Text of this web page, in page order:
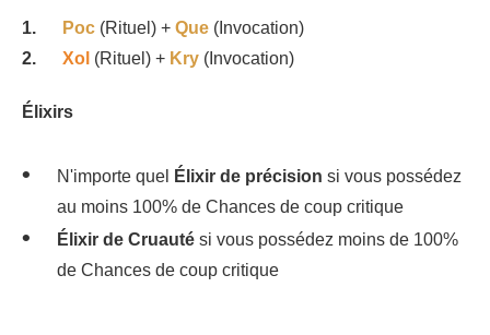
Poc (Rituel) + Que (Invocation)
Xol (Rituel) + Kry (Invocation)
Élixirs
N'importe quel Élixir de précision si vous possédez
au moins 100% de Chances de coup critique
Élixir de Cruauté si vous possédez moins de 100%
de Chances de coup critique